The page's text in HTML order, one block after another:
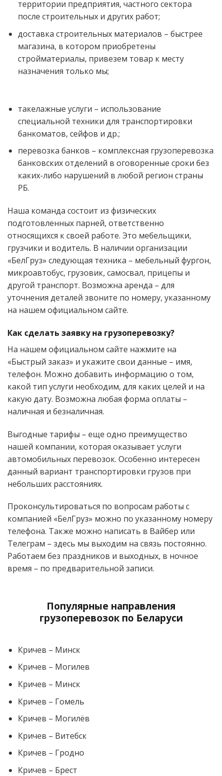
территории предприятия, частного сектора
после строительных и других работ;
доставка строительных материалов – быстрее
магазина, в котором приобретены
стройматериалы, привезем товар к месту
назначения только мы;
такелажные услуги – использование
специальной техники для транспортировки
банкоматов, сейфов и др.;
перевозка банков – комплексная грузоперевозка
банковских отделений в оговоренные сроки без
каких-либо нарушений в любой регион страны
РБ.
Наша команда состоит из физических
подготовленных парней, ответственно
относящихся к своей работе. Это мебельщики,
грузчики и водитель. В наличии организации
«БелГруз» следующая техника – мебельный фургон,
микроавтобус, грузовик, самосвал, прицепы и
другой транспорт. Возможна аренда – для
уточнения деталей звоните по номеру, указанному
на нашем официальном сайте.
Как сделать заявку на грузоперевозку?
На нашем официальном сайте нажмите на
«Быстрый заказ» и укажите свои данные – имя,
телефон. Можно добавить информацию о том,
какой тип услуги необходим, для каких целей и на
какую дату. Возможна любая форма оплаты –
наличная и безналичная.
Выгодные тарифы – еще одно преимущество
нашей компании, которая оказывает услуги
автомобильных перевозок. Особенно интересен
данный вариант транспортировки грузов при
небольших расстояниях.
Проконсультироваться по вопросам работы с
компанией «БелГруз» можно по указанному номеру
телефона. Также можно написать в Вайбер или
Телеграм – здесь мы выходим на связь постоянно.
Работаем без праздников и выходных, в ночное
время – по предварительной записи.
Популярные направления
грузоперевозок по Беларуси
Кричев – Минск
Кричев – Могилев
Кричев – Минск
Кричев – Гомель
Кричев – Могилёв
Кричев – Витебск
Кричев – Гродно
Кричев – Брест